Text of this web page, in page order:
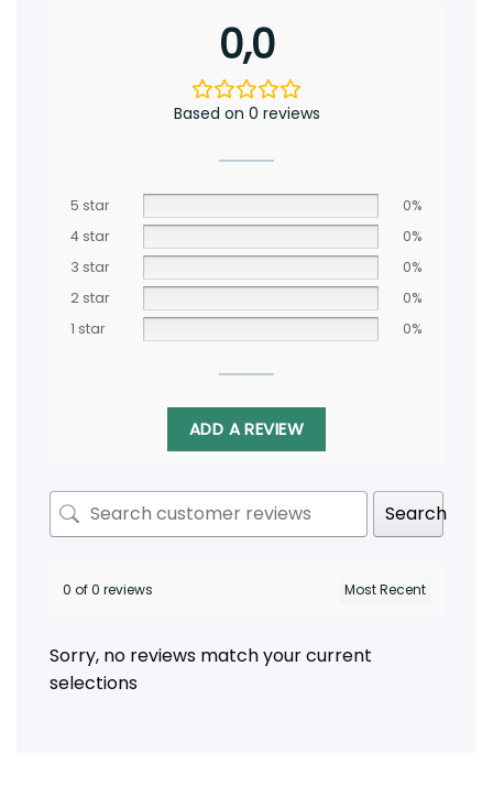
0,0
Based on 0 reviews
5 star
0%
4 star
0%
3 star
0%
2 star
0%
1 star
0%
ADD A REVIEW
Search
0 of 0 reviews
Sorry, no reviews match your current
selections